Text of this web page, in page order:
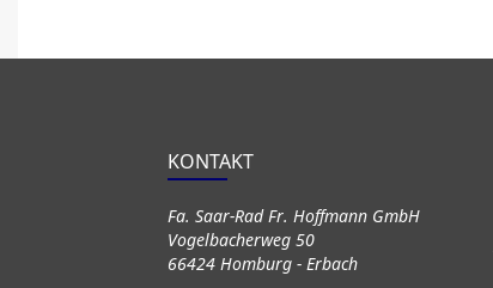
KONTAKT
Fa. Saar-Rad Fr. Hoffmann GmbH
Vogelbacherweg 50
66424 Homburg - Erbach